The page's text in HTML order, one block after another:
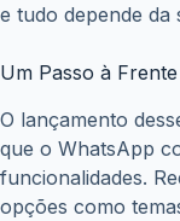
e tudo depende da
Um Passo à
O lançamento
que o WhatsApp
funcionalidades.
opções como